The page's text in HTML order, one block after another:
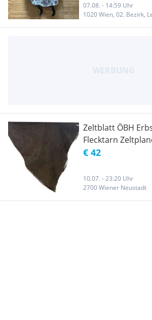
07.08. - 14:59 Uhr
1020 Wien, 02. Bezirk,
Zeltblatt ÖBH
Flecktarn
€ 42
10.07. - 23:20 Uhr
2700 Wiener Neustadt